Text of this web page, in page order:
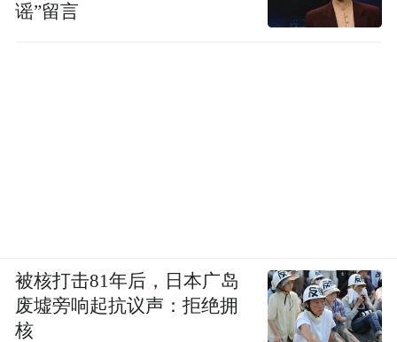
谣”留言
被核打击81年后，日本广岛
废墟旁响起抗议声：拒绝拥
核